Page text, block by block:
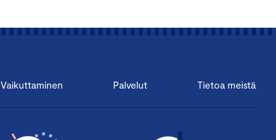
Vaikuttaminen Palvelut Tietoa meistä